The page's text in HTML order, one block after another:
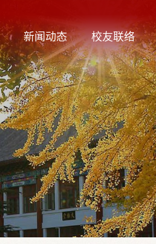
新闻动态 校友联络